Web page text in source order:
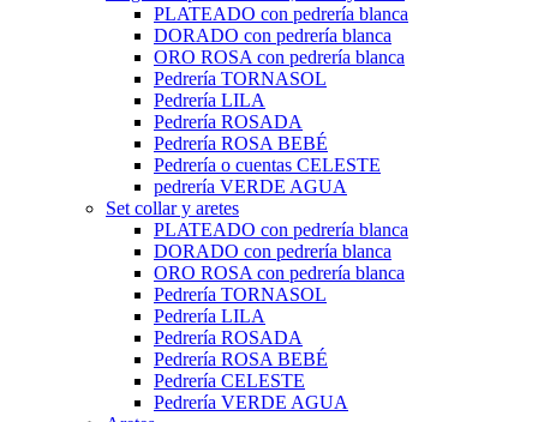
PLATEADO con pedrería blanca
DORADO con pedrería blanca
ORO ROSA con pedrería blanca
Pedrería TORNASOL
Pedrería LILA
Pedrería ROSADA
Pedrería ROSA BEBÉ
Pedrería o cuentas CELESTE
pedrería VERDE AGUA
Set collar y aretes
PLATEADO con pedrería blanca
DORADO con pedrería blanca
ORO ROSA con pedrería blanca
Pedrería TORNASOL
Pedrería LILA
Pedrería ROSADA
Pedrería ROSA BEBÉ
Pedrería CELESTE
Pedrería VERDE AGUA